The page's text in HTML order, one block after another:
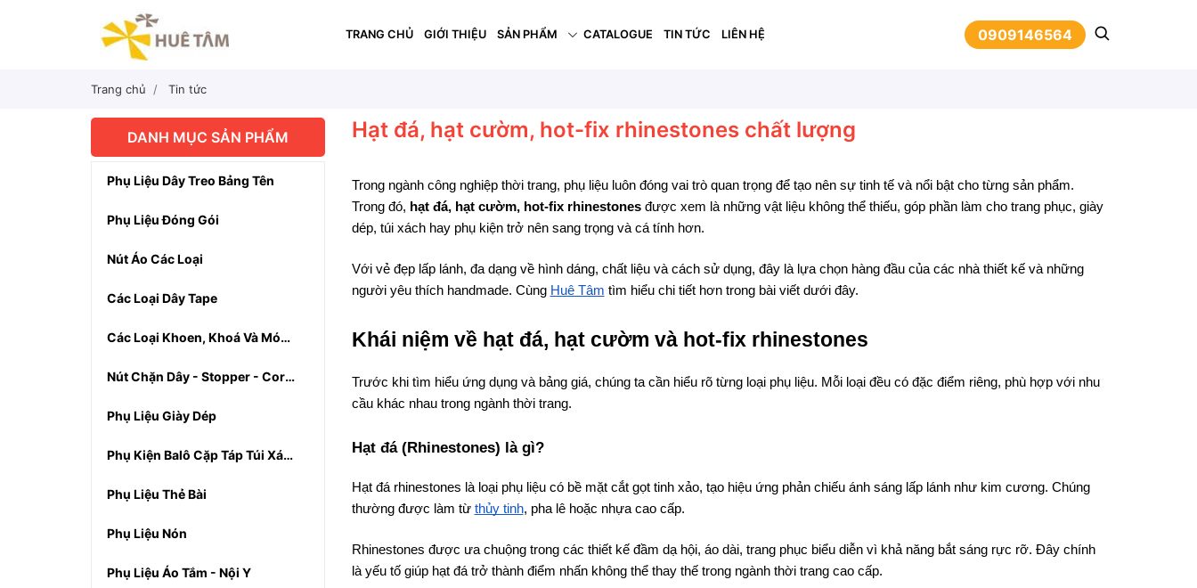
TRANG CHỦ GIỚI THIỆU SẢN PHẨM CATALOGUE TIN TỨC LIÊN HỆ 0909146564
Trang chủ Tin tức
DANH MỤC SẢN PHẨM
Phụ Liệu Dây Treo Bảng Tên
Phụ Liệu Đóng Gói
Nút Áo Các Loại
Các Loại Dây Tape
Các Loại Khoen, Khoá Và Móc Cài
Nút Chặn Dây - Stopper - Cord-End
Phụ Liệu Giày Dép
Phụ Kiện Balô Cặp Táp Túi Xách
Phụ Liệu Thẻ Bài
Phụ Liệu Nón
Phụ Liệu Áo Tắm - Nội Y
Hạt đá, hạt cườm, hot-fix rhinestones chất lượng
Trong ngành công nghiệp thời trang, phụ liệu luôn đóng vai trò quan trọng để tạo nên sự tinh tế và nổi bật cho từng sản phẩm.
Trong đó, hạt đá, hạt cườm, hot-fix rhinestonesđược xem là những vật liệu không thể thiếu, góp phần làm cho trang phục, giày
dép, túi xách hay phụ kiện trở nên sang trọng và cá tính hơn.
Với vẻ đẹp lấp lánh, đa dạng về hình dáng, chất liệu và cách sử dụng, đây là lựa chọn hàng đầu của các nhà thiết kế và những
người yêu thích handmade. Cùng Huê Tâm tìm hiểu chi tiết hơn trong bài viết dưới đây.
Khái niệm về hạt đá, hạt cườm và hot-fix rhinestones
Trước khi tìm hiểu ứng dụng và bảng giá, chúng ta cần hiểu rõ từng loại phụ liệu. Mỗi loại đều có đặc điểm riêng, phù hợp với nhu
cầu khác nhau trong ngành thời trang.
Hạt đá (Rhinestones) là gì?
Hạt đá rhinestones là loại phụ liệu có bề mặt cắt gọt tinh xảo, tạo hiệu ứng phản chiếu ánh sáng lấp lánh như kim cương. Chúng
thường được làm từ thủy tinh, pha lê hoặc nhựa cao cấp.
Rhinestones được ưa chuộng trong các thiết kế đầm dạ hội, áo dài, trang phục biểu diễn vì khả năng bắt sáng rực rỡ. Đây chính
là yếu tố giúp hạt đá trở thành điểm nhấn không thể thay thế trong ngành thời trang cao cấp.